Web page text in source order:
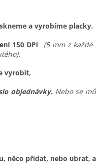
a vyrobíme placky.
150 DPI
(5 mm z
vyrobit,
objednávky. Nebo se
něco přidat, nebo ubrat,